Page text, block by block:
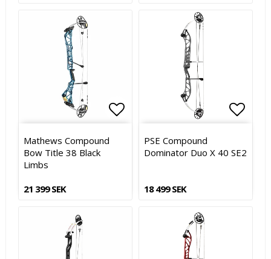
Lägg till i favoritlistan
Lägg till i favoritlistan
Mathews Compound
Bow Title 38 Black
Limbs
21 399 SEK
PSE Compound
Dominator Duo X 40 SE2
18 499 SEK